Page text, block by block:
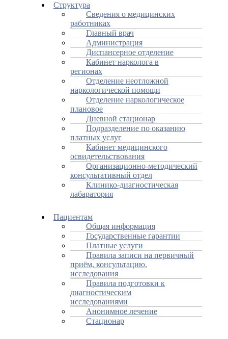
Структура
Сведения о медицинских
работниках
Главный врач
Администрация
Диспансерное отделение
Кабинет нарколога в
регионах
Отделение неотложной
наркологической помощи
Отделение наркологическое
плановое
Дневной стационар
Подразделение по оказанию
платных услуг
Кабинет медицинского
освидетельствования
Организационно-методический
консультативный отдел
Клинико-диагностическая
лабаратория
Пациентам
Общая информация
Государственные гарантии
Платные услуги
Правила записи на первичный
приём, консультацию,
исследования
Правила подготовки к
диагностическим
исследованиями
Анонимное лечение
Стационар